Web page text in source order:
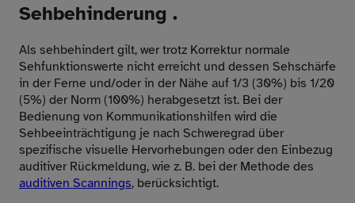
Sehbehinderung .
Als sehbehindert gilt, wer trotz Korrektur normale
Sehfunktionswerte nicht erreicht und dessen Sehschärfe
in der Ferne und/oder in der Nähe auf 1/3 (30%) bis 1/20
(5%) der Norm (100%) herabgesetzt ist. Bei der
Bedienung von Kommunikationshilfen wird die
Sehbeeinträchtigung je nach Schweregrad über
spezifische visuelle Hervorhebungen oder den Einbezug
auditiver Rückmeldung, wie z. B. bei der Methode des
auditiven Scannings, berücksichtigt.